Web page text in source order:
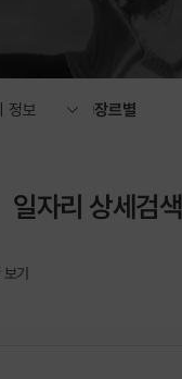
일자리 상세검색
기